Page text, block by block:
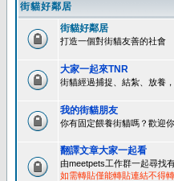
街貓好鄰居
街貓好鄰居
打造一個對街貓友善的社會
大家一起來TNR
街貓經過捕捉、結紮、放養
我的街貓朋友
你有固定餵養街貓嗎？歡迎
翻譯文章大家一起看
由meetpets工作群一起尋找
如需轉貼僅能轉貼連結不得